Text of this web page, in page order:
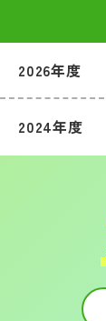
2026年度
2024年度